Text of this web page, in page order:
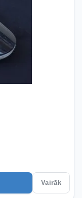
Vairāk